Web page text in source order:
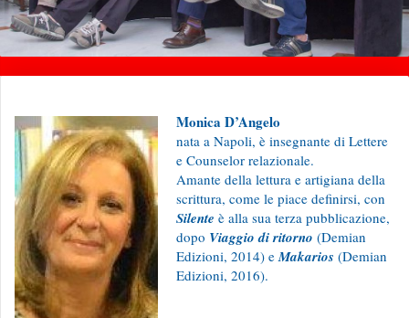
Monica D’Angelo
nata a Napoli, è insegnante di Lettere
e Counselor relazionale.
Amante della lettura e artigiana della
scrittura, come le piace definirsi, con
Silente è alla sua terza pubblicazione,
dopo Viaggio di ritorno (Demian
Edizioni, 2014) eMakarios (Demian
Edizioni, 2016).